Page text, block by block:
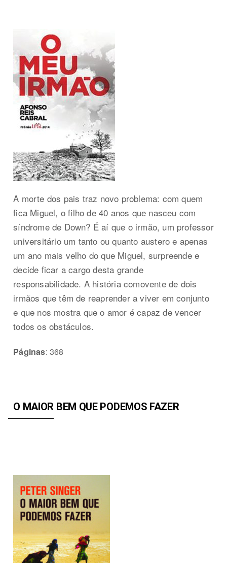
A morte dos pais traz novo problema: com quem
fica Miguel, o filho de 40 anos que nasceu com
síndrome de Down? É aí que o irmão, um professor
universitário um tanto ou quanto austero e apenas
um ano mais velho do que Miguel, surpreende e
decide ficar a cargo desta grande
responsabilidade. A história comovente de dois
irmãos que têm de reaprender a viver em conjunto
e que nos mostra que o amor é capaz de vencer
todos os obstáculos.
Páginas: 368
O MAIOR BEM QUE PODEMOS FAZER